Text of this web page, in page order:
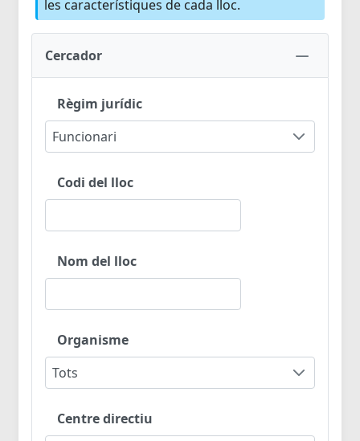
les característiques de cada lloc.
Cercador
Règim jurídic
Funcionari
Codi del lloc
Nom del lloc
Organisme
Tots
Centre directiu